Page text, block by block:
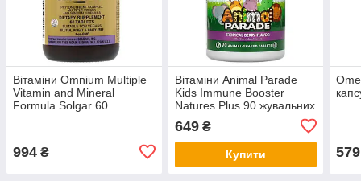
Вітаміни Omnium Multiple
Vitamin and Mineral
Formula Solgar 60
994 ₴
Вітаміни Animal Parade
Kids Immune Booster
Natures Plus 90 жувальних
649₴
Купити 579